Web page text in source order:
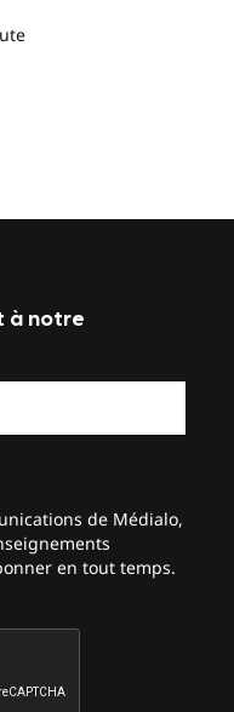
à notre
de Médialo,
en tout temps.